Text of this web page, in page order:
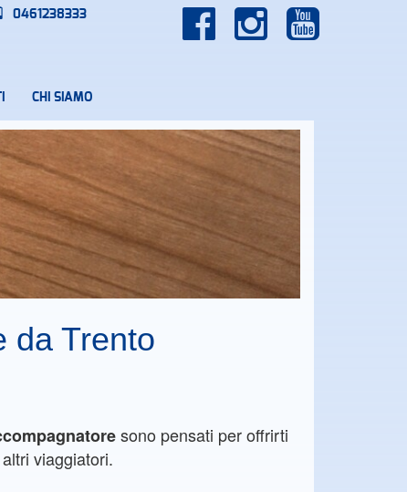
0461238333
CHI SIAMO
da Trento
sono pensati per offrirti
viaggiatori.